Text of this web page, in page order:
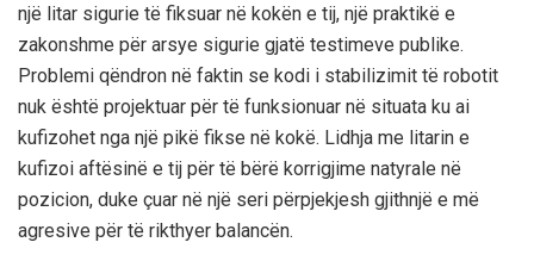
një litar sigurie të fiksuar në kokën e tij, një praktikë e
zakonshme për arsye sigurie gjatë testimeve publike.
Problemi qëndron në faktin se kodi i stabilizimit të robotit
nuk është projektuar për të funksionuar në situata ku ai
kufizohet nga një pikë fikse në kokë. Lidhja me litarin e
kufizoi aftësinë e tij për të bërë korrigjime natyrale në
pozicion, duke çuar në një seri përpjekjesh gjithnjë e më
agresive për të rikthyer balancën.